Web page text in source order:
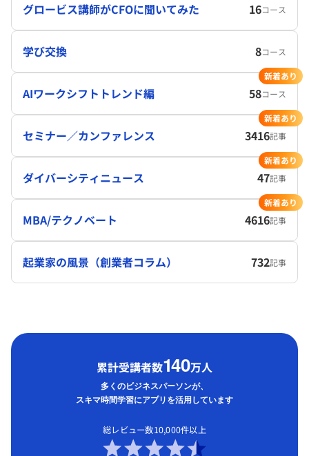
グロービス講師がCFOに聞いてみた 16コース
学び交換 8コース
AIワークシフトトレンド編 58コース
新着あり
セミナー／カンファレンス 3416記事
新着あり
ダイバーシティニュース 47記事
新着あり
MBA/テクノベート 4616記事
新着あり
起業家の風景（創業者コラム） 732記事
累計受講者数140万人
多くのビジネスパーソンが、
スキマ時間学習にアプリを活用しています
総レビュー数10,000件以上